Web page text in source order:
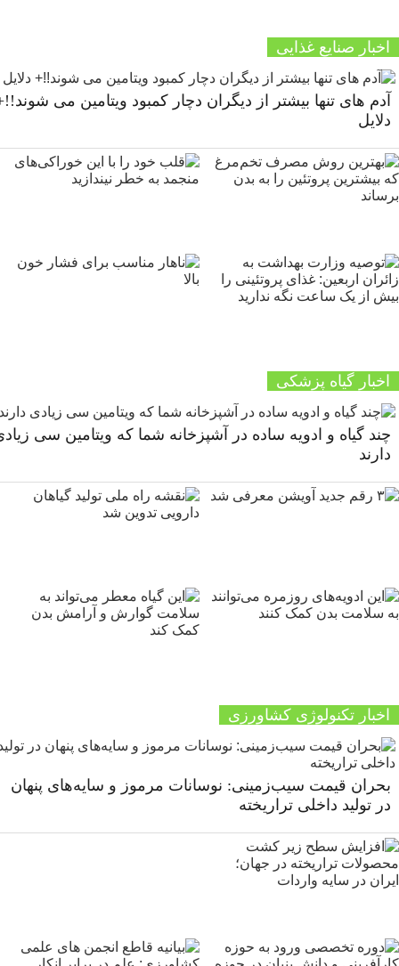
اخبار صنایع غذایی
آدم های تنها بیشتر از دیگران دچار کمبود ویتامین می
دلایل
اخبار گیاه پزشکی
چند گیاه و ادویه ساده در آشپزخانه شما که ویتامین سی
دارند
اخبار تکنولوژی کشاورزی
بحران قیمت سیب‌زمینی: نوسانات مرموز و سایه‌های پنهان
در تولید داخلی تراریخته